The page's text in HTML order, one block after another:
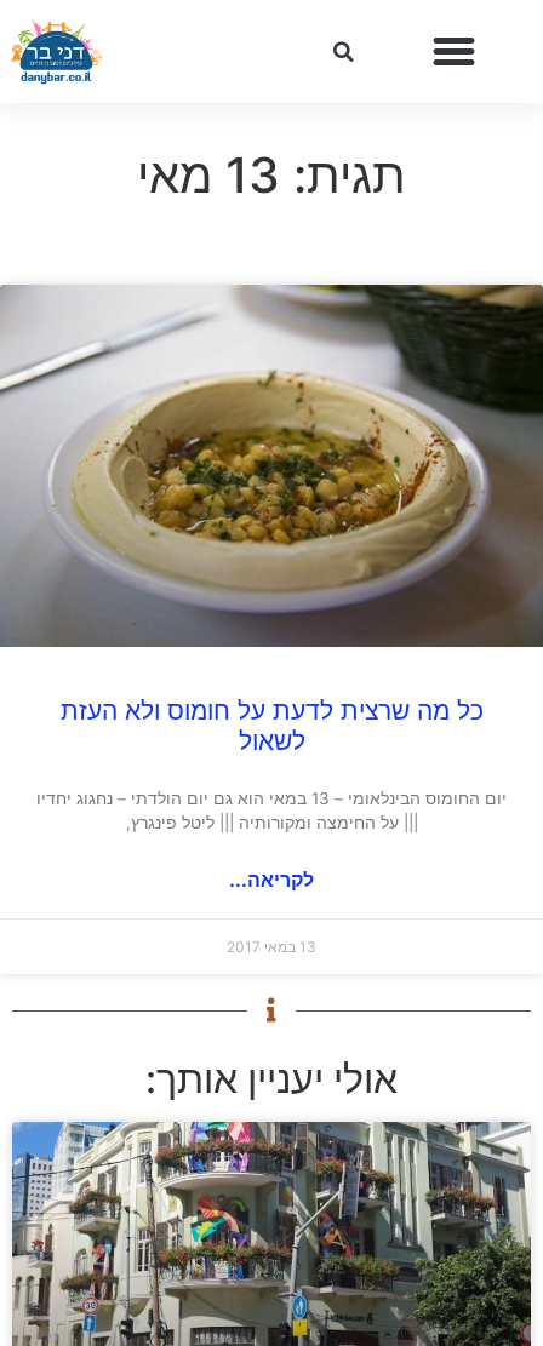
תגית: 13 מאי
כל מה שרצית לדעת על חומוס ולא העזת
לשאול
יום החומוס הבינלאומי – 13 במאי הוא גם יום הולדתי – נחגוג יחדיו
||| על החימצה ומקורותיה ||| ליטל פינגרץ,
לקריאה...
13 במאי 2017
אולי יעניין אותך: